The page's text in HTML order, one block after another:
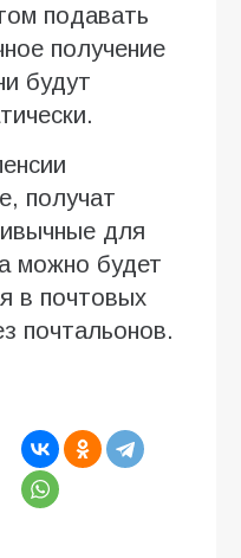
подавать
получение
будут
получат
для
можно будет
в почтовых
почтальонов.